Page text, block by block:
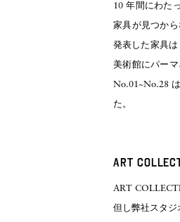
10 年間にわた
家具が見つか
発表した家具
美術館にパー
No.01~No.28
た。
ART
ART
但し弊社スタジ